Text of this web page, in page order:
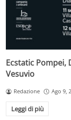
Ecstatic Pompei,
Vesuvio
Redazione Ago 9,
Leggi di più